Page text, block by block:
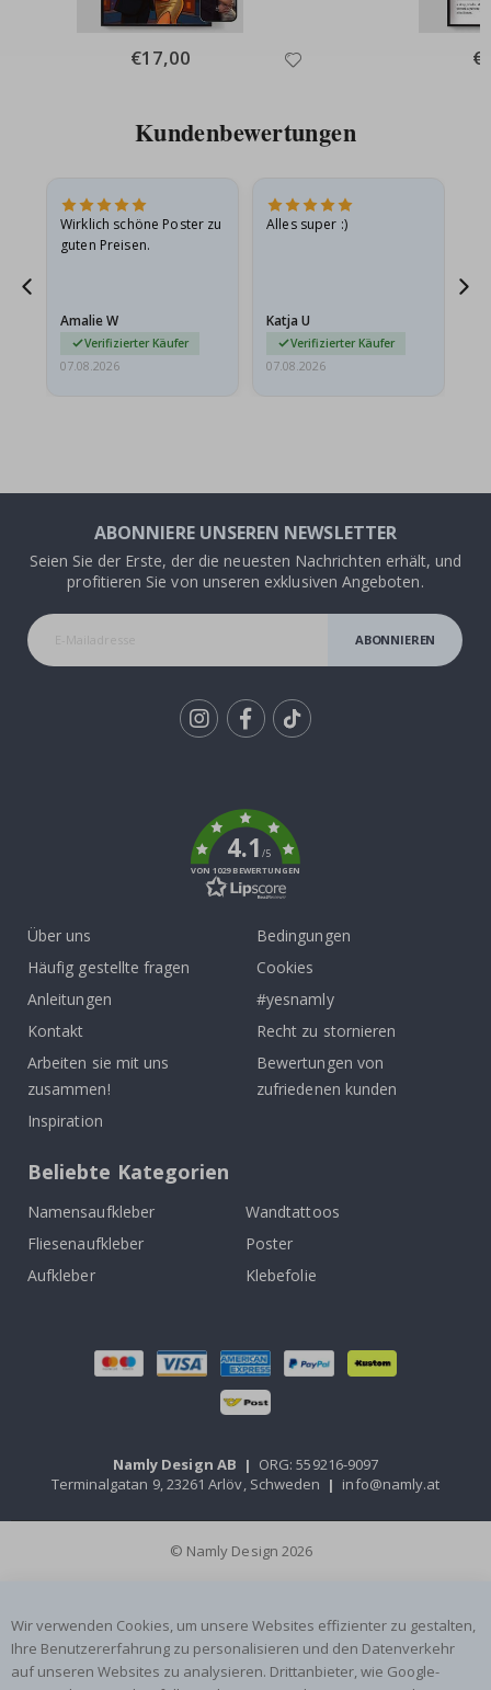
Special
Price
€17,00
Kundenbewertungen
Wirklich schöne Poster zu
guten Preisen.
Amalie W
Verifizierter Käufer
07.08.2026
Alles super :)
Katja U
Verifizierter Käufer
07.08.2026
ABONNIERE UNSEREN NEWSLETTER
Seien Sie der Erste, der die neuesten Nachrichten erhält, und
profitieren Sie von unseren exklusiven Angeboten.
ABONNIEREN
4.1/5
VON 1029 BEWERTUNGEN
Über uns
Häufig gestellte fragen
Anleitungen
Kontakt
Arbeiten sie mit uns
zusammen!
Inspiration
Bedingungen
Cookies
#yesnamly
Recht zu stornieren
Bewertungen von
zufriedenen kunden
Beliebte Kategorien
Namensaufkleber
Wandtattoos
Fliesenaufkleber
Poster
Aufkleber
Klebefolie
Namly Design AB | ORG: 559216-9097
Terminalgatan 9, 23261 Arlöv, Schweden | info@namly.at
© Namly Design 2026
Wir verwenden Cookies, um unsere Websites effizienter zu gestalten,
Ihre Benutzererfahrung zu personalisieren und den Datenverkehr
auf unseren Websites zu analysieren. Drittanbieter, wie Google-